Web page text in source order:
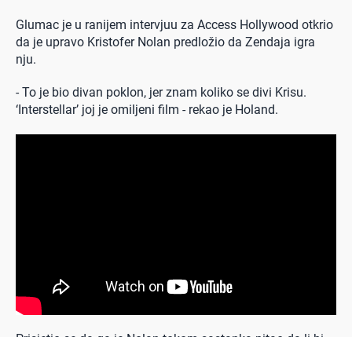
Glumac je u ranijem intervjuu za Access Hollywood otkrio
da je upravo Kristofer Nolan predložio da Zendaja igra
nju.
- To je bio divan poklon, jer znam koliko se divi Krisu.
‘Interstellar’ joj je omiljeni film - rekao je Holand.